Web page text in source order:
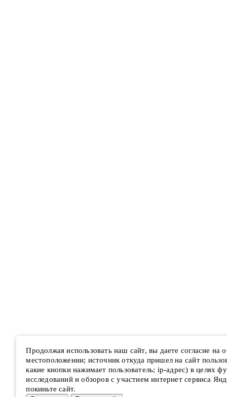
Продолжая использовать наш сайт, вы даете согласие на
местоположении; источник откуда пришел на сайт
какие кнопки нажимает пользователь; ip-адрес) в целях
исследований и обзоров с участием интернет сервиса
покиньте сайт.